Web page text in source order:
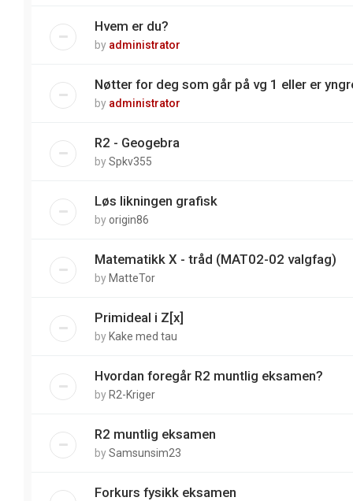
Hvem er du?
by administrator
Nøtter for deg som går på vg 1 eller er
by administrator
R2 - Geogebra
bySpkv355
Løs likningen grafisk
byorigin86
Matematikk X - tråd (MAT02-02 valgfag)
by MatteTor
Primideal i Z[x]
by Kake med tau
Hvordan foregår R2 muntlig eksamen?
by R2-Kriger
R2 muntlig eksamen
bySamsunsim23
Forkurs fysikk eksamen